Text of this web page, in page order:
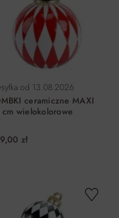
od 13.08.2026
ceramiczne MAXI
wielokolorowe
zł